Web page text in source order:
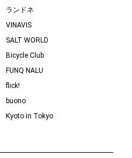
ランドネ
VINAVIS
SALT WORLD
Bicycle Club
FUNQ NALU
flick!
buono
Kyoto in Tokyo